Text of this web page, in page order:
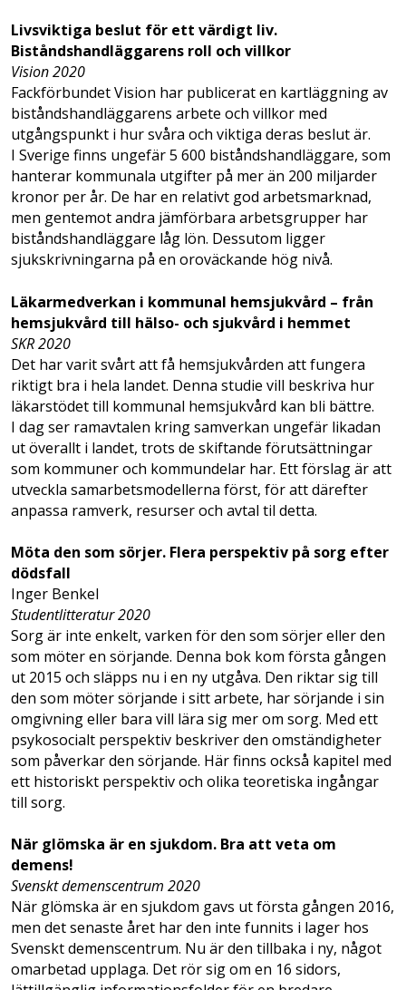
Livsviktiga beslut för ett värdigt liv.
Biståndshandläggarens roll och villkor
Vision 2020
Fackförbundet Vision har publicerat en kartläggning av
biståndshandläggarens arbete och villkor med
utgångspunkt i hur svåra och viktiga deras beslut är.
I Sverige finns ungefär 5 600 biståndshandläggare, som
hanterar kommunala utgifter på mer än 200 miljarder
kronor per år. De har en relativt god arbetsmarknad,
men gentemot andra jämförbara arbetsgrupper har
biståndshandläggare låg lön. Dessutom ligger
sjukskrivningarna på en oroväckande hög nivå.
Läkarmedverkan i kommunal hemsjukvård – från
hemsjukvård till hälso- och sjukvård i hemmet
SKR 2020
Det har varit svårt att få hemsjukvården att fungera
riktigt bra i hela landet. Denna studie vill beskriva hur
läkarstödet till kommunal hemsjukvård kan bli bättre.
I dag ser ramavtalen kring samverkan ungefär likadan
ut överallt i landet, trots de skiftande förutsättningar
som kommuner och kommundelar har. Ett förslag är att
utveckla samarbetsmodellerna först, för att därefter
anpassa ramverk, resurser och avtal til detta.
Möta den som sörjer. Flera perspektiv på sorg efter
dödsfall
Inger Benkel
Studentlitteratur 2020
Sorg är inte enkelt, varken för den som sörjer eller den
som möter en sörjande. Denna bok kom första gången
ut 2015 och släpps nu i en ny utgåva. Den riktar sig till
den som möter sörjande i sitt arbete, har sörjande i sin
omgivning eller bara vill lära sig mer om sorg. Med ett
psykosocialt perspektiv beskriver den omständigheter
som påverkar den sörjande. Här finns också kapitel med
ett historiskt perspektiv och olika teoretiska ingångar
till sorg.
När glömska är en sjukdom. Bra att veta om
demens!
Svenskt demenscentrum 2020
När glömska är en sjukdom gavs ut första gången 2016,
men det senaste året har den inte funnits i lager hos
Svenskt demenscentrum. Nu är den tillbaka i ny, något
omarbetad upplaga. Det rör sig om en 16 sidors,